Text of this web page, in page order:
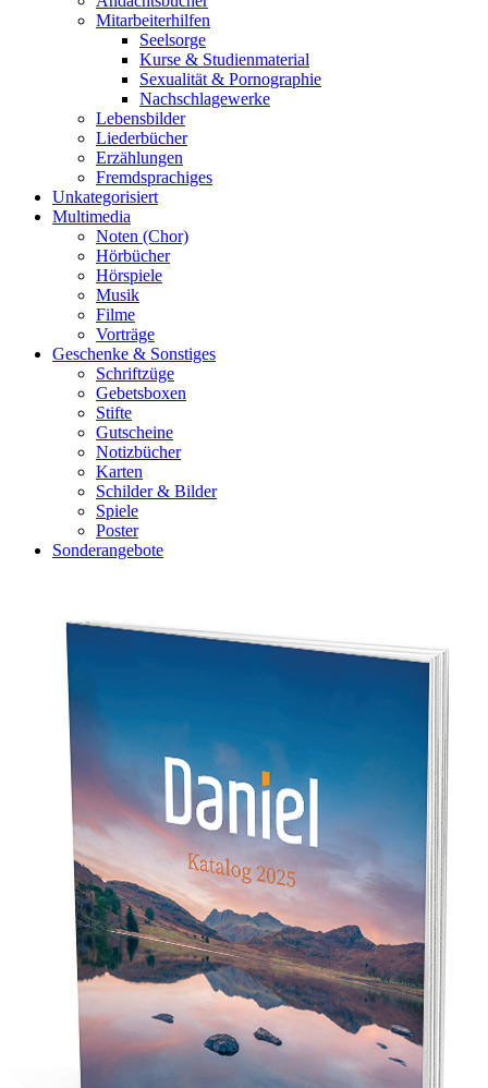
Mitarbeiterhilfen
Seelsorge
Kurse & Studienmaterial
Sexualität & Pornographie
Nachschlagewerke
Lebensbilder
Liederbücher
Erzählungen
Fremdsprachiges
Unkategorisiert
Multimedia
Noten (Chor)
Hörbücher
Hörspiele
Musik
Filme
Vorträge
Geschenke & Sonstiges
Schriftzüge
Gebetsboxen
Stifte
Gutscheine
Notizbücher
Karten
Schilder & Bilder
Spiele
Poster
Sonderangebote